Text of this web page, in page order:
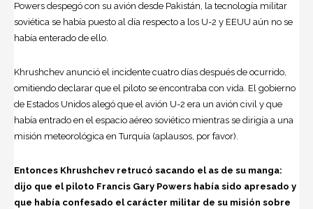
Powers despegó con su avión desde Pakistán, la tecnología militar
soviética se había puesto al día respecto a los U-2 y EEUU aún no se
había enterado de ello.
Khrushchev anunció el incidente cuatro días después de ocurrido,
omitiendo declarar que el piloto se encontraba con vida. El gobierno
de Estados Unidos alegó que el avión U-2 era un avión civil y que
había entrado en el espacio aéreo soviético mientras se dirigía a una
misión meteorológica en Turquía (aplausos, por favor).
Entonces Khrushchev retrucó sacando el as de su manga:
dijo que el piloto Francis Gary Powers había sido apresado y
que había confesado el carácter militar de su misión sobre